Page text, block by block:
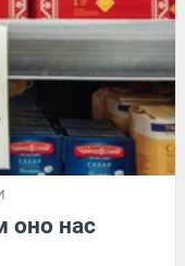
оно нас